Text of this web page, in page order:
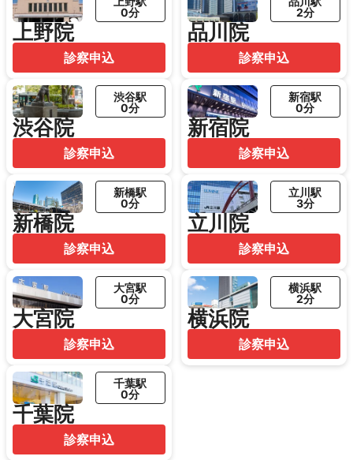
上野院
0分
診察申込
品川院
2分
診察申込
渋谷院
渋谷駅
0分
診察申込
新宿院
新宿駅
0分
診察申込
新橋院
新橋駅
0分
診察申込
立川院
立川駅
3分
診察申込
大宮院
大宮駅
0分
診察申込
横浜院
横浜駅
2分
診察申込
千葉院
千葉駅
0分
診察申込